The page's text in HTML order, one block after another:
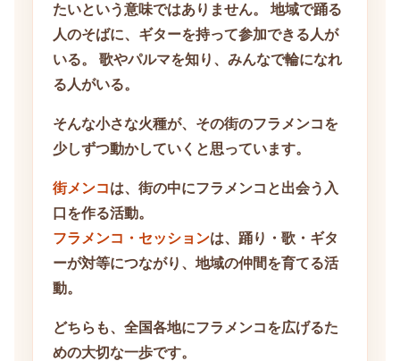
たいという意味ではありません。 地域で踊る
人のそばに、ギターを持って参加できる人が
いる。 歌やパルマを知り、みんなで輪になれ
る人がいる。
そんな小さな火種が、その街のフラメンコを
少しずつ動かしていくと思っています。
街メンコは、街の中にフラメンコと出会う入
口を作る活動。
フラメンコ・セッションは、踊り・歌・ギタ
ーが対等につながり、地域の仲間を育てる活
動。
どちらも、全国各地にフラメンコを広げるた
めの大切な一歩です。